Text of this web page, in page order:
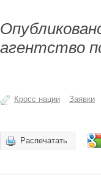
агентство
Кросс нации Заявки
Распечатать